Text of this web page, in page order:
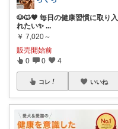
🐶🐱🤎 毎日の健康習慣に取り入
れたい✨ ...
￥ 7,020～
販売開始前
0 0 4
コレ いいね